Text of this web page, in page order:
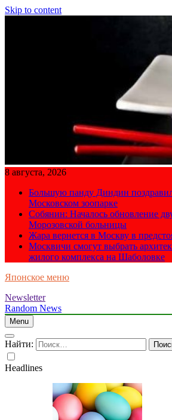
Skip to content
8 августа, 2026
Большую панду Диндин
Московском зоопарке
Собянин: Началось обновление
Морозовской больницы
Жара вернется в Москву в
Москвичи смогут выбрать
жилого комплекса на Шаболовке
Японское меню
Newsletter
Random News
Menu
Найти:
Headlines